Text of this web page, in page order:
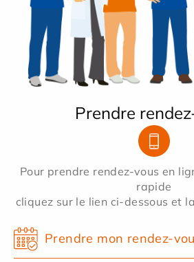
Prendre
Pour prendre rendez-vous en
rapide
cliquez sur le lien ci-dessous et
Prendre mon rendez-